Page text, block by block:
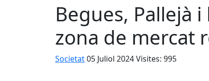
Begues, Pallejà
zona de mercat
Societat05 Juliol 2024Visites: 995